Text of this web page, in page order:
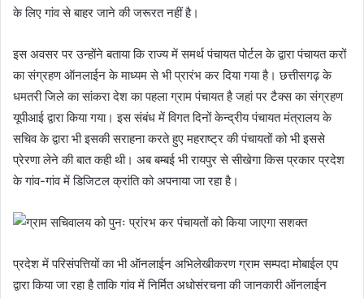
के लिए गांव से बाहर जाने की जरूरत नहीं है।
इस अवसर पर उन्होंने बताया कि राज्य में समर्थ पंचायत पोर्टल के द्वारा पंचायत करों
का संग्रहण ऑनलाईन के माध्यम से भी प्रारंभ कर दिया गया है। छत्तीसगढ़ के
धमतरी जिले का सांकरा देश का पहला ग्राम पंचायत है जहां पर टैक्स का संग्रहण
यूपीआई द्वारा किया गया। इस संबंध में विगत दिनों केन्द्रीय पंचायत मंत्रालय के
सचिव के द्वारा भी इसकी सराहना करते हुए महराष्ट्र की पंचायतों को भी इससे
प्रेरणा लेने की बात कही थी। अब बम्बई भी रायपुर से सीखेगा किस प्रकार प्रदेश
के गांव-गांव में डिजिटल क्रांति को अपनाया जा रहा है।
प्रदेश में परिसंपत्तियों का भी ऑनलाईन अभिलेखीकरण ग्राम सम्पदा मोबाईल एप
द्वारा किया जा रहा है ताकि गांव में निर्मित अधोसंरचना की जानकारी ऑनलाईन